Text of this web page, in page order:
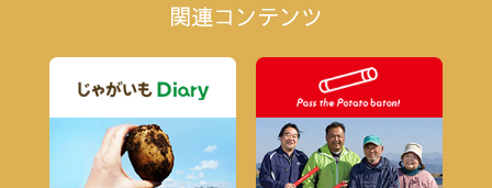
関連コンテンツ